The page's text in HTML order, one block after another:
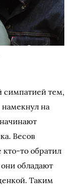
симпатией тем,
на
Весов
кто-то обратил
обладают
Таким